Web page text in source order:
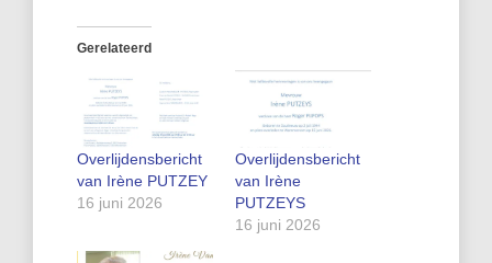
Gerelateerd
Overlijdensbericht
van Irène PUTZEY
16 juni 2026
Overlijdensbericht
van Irène
PUTZEYS
16 juni 2026